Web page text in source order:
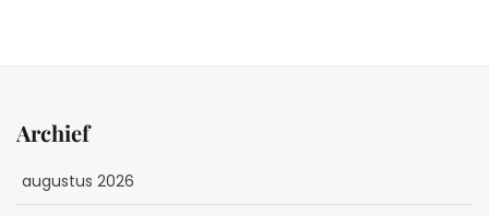
Archief
augustus 2026